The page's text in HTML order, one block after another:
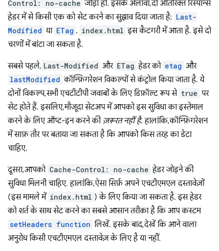
Control: no-cache जोड़ा हो. इसके अलावा, दो अतिरिक्त रिस्पॉन्स
हेडर में से किसी एक को सेट करने का सुझाव दिया जाता है: Last-
Modified या ETag . index.html इस कैटगरी में आता है. इसे दो
चरणों में बांटा जा सकता है.
सबसे पहले, Last-Modified और ETag हेडर को etag और
lastModified कॉन्फ़िगरेशन विकल्पों से कंट्रोल किया जाता है. ये
दोनों विकल्प, सभी एचटीटीपी जवाबों के लिए डिफ़ॉल्ट रूप से true पर
सेट होते हैं. इसलिए, मौजूदा सेटअप में आपको इस सुविधा का इस्तेमाल
करने के लिए ऑप्ट-इन करने की ज़रूरत नहीं है. हालांकि, कॉन्फ़िगरेशन
में साफ़ तौर पर बताया जा सकता है कि आपको किस तरह का डेटा
चाहिए.
दूसरा, आपको Cache-Control: no-cache हेडर जोड़ने की
सुविधा मिलनी चाहिए. हालांकि, ऐसा सिर्फ़ अपने एचटीएमएल दस्तावेज़ों
(इस मामले में index.html ) के लिए किया जा सकता है. इस हेडर
को शर्त के साथ सेट करने का सबसे आसान तरीका है कि आप कस्टम
setHeaders function लिखें. इसके बाद, देखें कि आने वाला
अनुरोध किसी एचटीएमएल दस्तावेज़ के लिए है या नहीं.